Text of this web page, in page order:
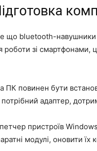
що bluetooth-навушники
роботи зі смартфонами,
ПК повинен бути
адаптер,
пристроїв
модулі, оновити їх